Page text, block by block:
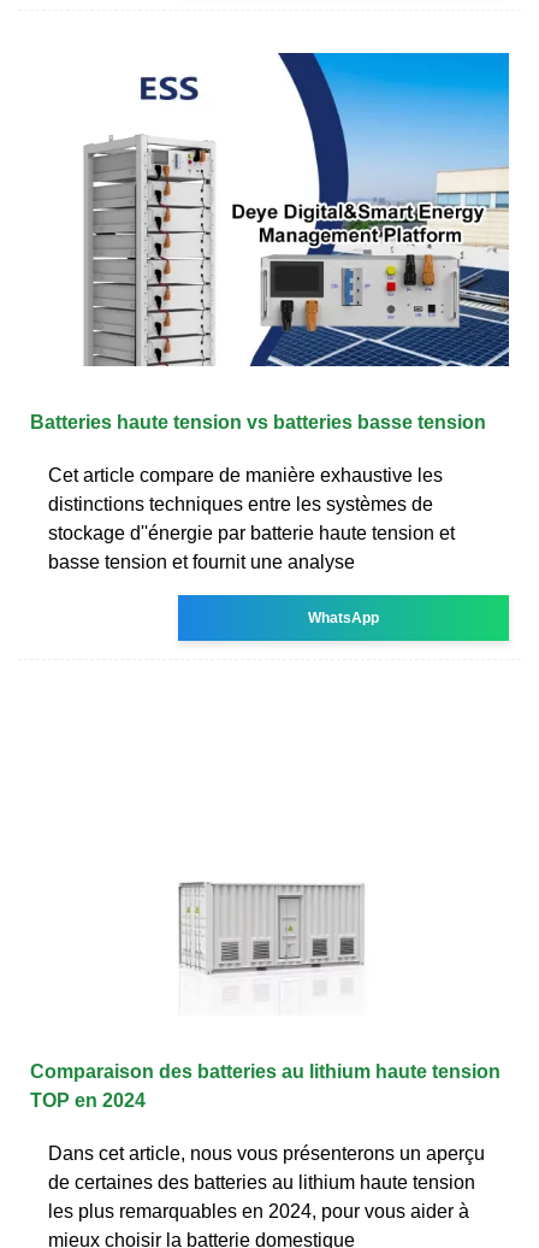
Batteries haute tension vs batteries basse tension
Cet article compare de manière exhaustive les
distinctions techniques entre les systèmes de
stockage d''énergie par batterie haute tension et
basse tension et fournit une analyse
WhatsApp
Comparaison des batteries au lithium haute tension
TOP en 2024
Dans cet article, nous vous présenterons un aperçu
de certaines des batteries au lithium haute tension
les plus remarquables en 2024, pour vous aider à
mieux choisir la batterie domestique